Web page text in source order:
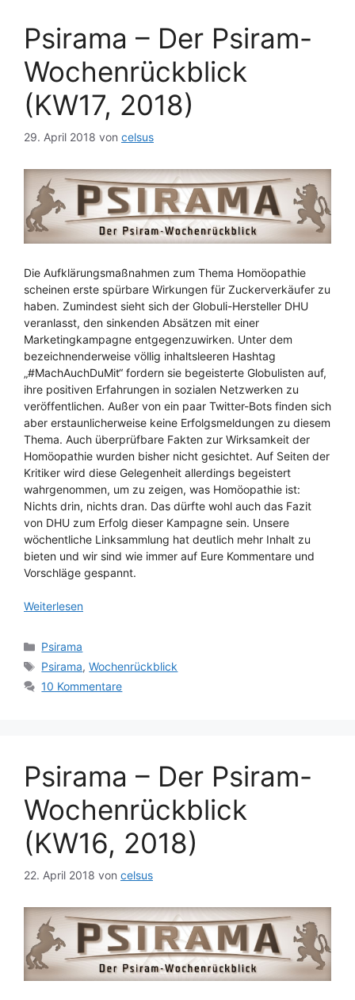
Psirama – Der Psiram-
Wochenrückblick
(KW17, 2018)
29. April 2018 von celsus
Die Aufklärungsmaßnahmen zum Thema Homöopathie
scheinen erste spürbare Wirkungen für Zuckerverkäufer zu
haben. Zumindest sieht sich der Globuli-Hersteller DHU
veranlasst, den sinkenden Absätzen mit einer
Marketingkampagne entgegenzuwirken. Unter dem
bezeichnenderweise völlig inhaltsleeren Hashtag
„#MachAuchDuMit“ fordern sie begeisterte Globulisten auf,
ihre positiven Erfahrungen in sozialen Netzwerken zu
veröffentlichen. Außer von ein paar Twitter-Bots finden sich
aber erstaunlicherweise keine Erfolgsmeldungen zu diesem
Thema. Auch überprüfbare Fakten zur Wirksamkeit der
Homöopathie wurden bisher nicht gesichtet. Auf Seiten der
Kritiker wird diese Gelegenheit allerdings begeistert
wahrgenommen, um zu zeigen, was Homöopathie ist:
Nichts drin, nichts dran. Das dürfte wohl auch das Fazit
von DHU zum Erfolg dieser Kampagne sein. Unsere
wöchentliche Linksammlung hat deutlich mehr Inhalt zu
bieten und wir sind wie immer auf Eure Kommentare und
Vorschläge gespannt.
Weiterlesen
Kategorien
Psirama
Schlagwörter
Psirama,Wochenrückblick
10 Kommentare
Psirama – Der Psiram-
Wochenrückblick
(KW16, 2018)
22. April 2018 von celsus